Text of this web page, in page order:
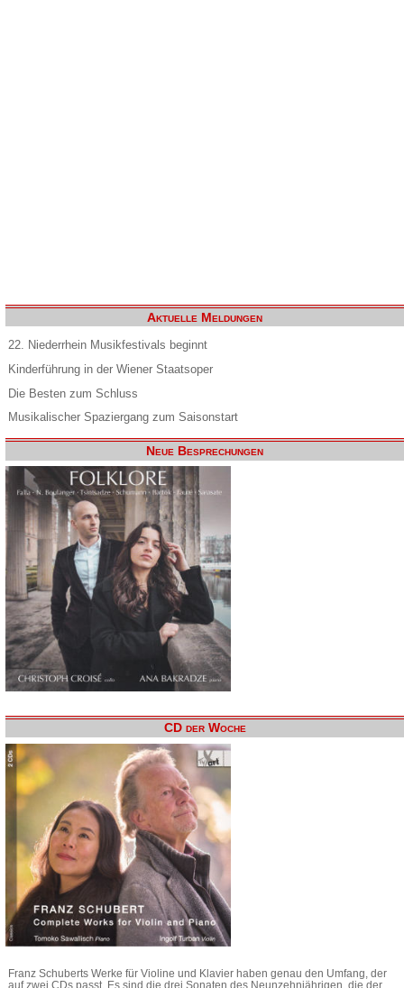
Aktuelle Meldungen
22. Niederrhein Musikfestivals beginnt
Kinderführung in der Wiener Staatsoper
Die Besten zum Schluss
Musikalischer Spaziergang zum Saisonstart
Neue Besprechungen
CD der Woche
Franz Schuberts Werke für Violine und Klavier haben genau den Umfang, der
auf zwei CDs passt. Es sind die drei Sonaten des Neunzehnjährigen, die der